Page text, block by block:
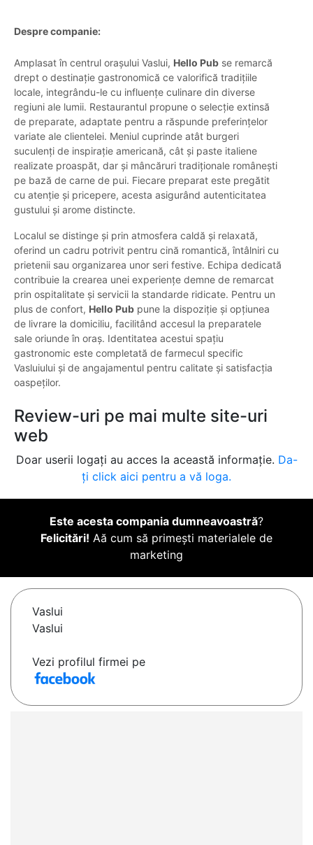
Despre companie:
Amplasat în centrul orașului Vaslui, Hello Pub se remarcă
drept o destinație gastronomică ce valorifică tradițiile
locale, integrându-le cu influențe culinare din diverse
regiuni ale lumii. Restaurantul propune o selecție extinsă
de preparate, adaptate pentru a răspunde preferințelor
variate ale clientelei. Meniul cuprinde atât burgeri
suculenți de inspirație americană, cât și paste italiene
realizate proaspăt, dar și mâncăruri tradiționale românești
pe bază de carne de pui. Fiecare preparat este pregătit
cu atenție și pricepere, acesta asigurând autenticitatea
gustului și arome distincte.
Localul se distinge și prin atmosfera caldă și relaxată,
oferind un cadru potrivit pentru cină romantică, întâlniri cu
prietenii sau organizarea unor seri festive. Echipa dedicată
contribuie la crearea unei experiențe demne de remarcat
prin ospitalitate și servicii la standarde ridicate. Pentru un
plus de confort, Hello Pub pune la dispoziție și opțiunea
de livrare la domiciliu, facilitând accesul la preparatele
sale oriunde în oraș. Identitatea acestui spațiu
gastronomic este completată de farmecul specific
Vasluiului și de angajamentul pentru calitate și satisfacția
oaspeților.
Review-uri pe mai multe site-uri
web
Doar userii logați au acces la această informație. Da-
ți click aici pentru a vă loga.
Este acesta compania dumneavoastră?
Felicitări! Aă cum să primești materialele de
marketing
Vaslui
Vaslui
Vezi profilul firmei pe